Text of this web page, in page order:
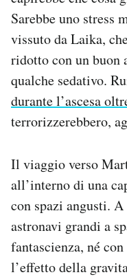
Sarebbe uno stress
vissuto da Laika,
ridotto con un buon
qualche sedativo.
durante l’ascesa
terrorizzerebbero,
Il viaggio verso
all’interno di una
con spazi angusti.
astronavi grandi a
fantascienza, né
l’effetto della